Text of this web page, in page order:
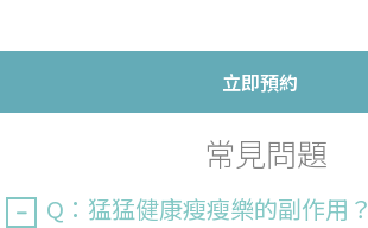
立即預約
常見問題
Q：猛猛健康瘦瘦樂的副作用？